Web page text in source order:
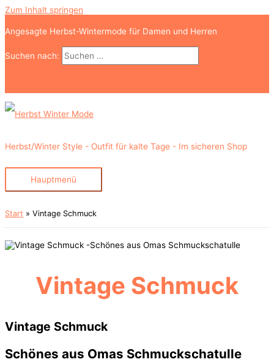
Zum Inhalt springen
Angesagte Herbst-Wintermode für Damen und Herren
Suchen nach:
Herbst/Winter Style - Outfit für kalte Tage - Im sicheren Shop
Hauptmenü
Start Vintage Schmuck
Vintage Schmuck
Vintage Schmuck
Schönes aus Omas Schmuckschatulle